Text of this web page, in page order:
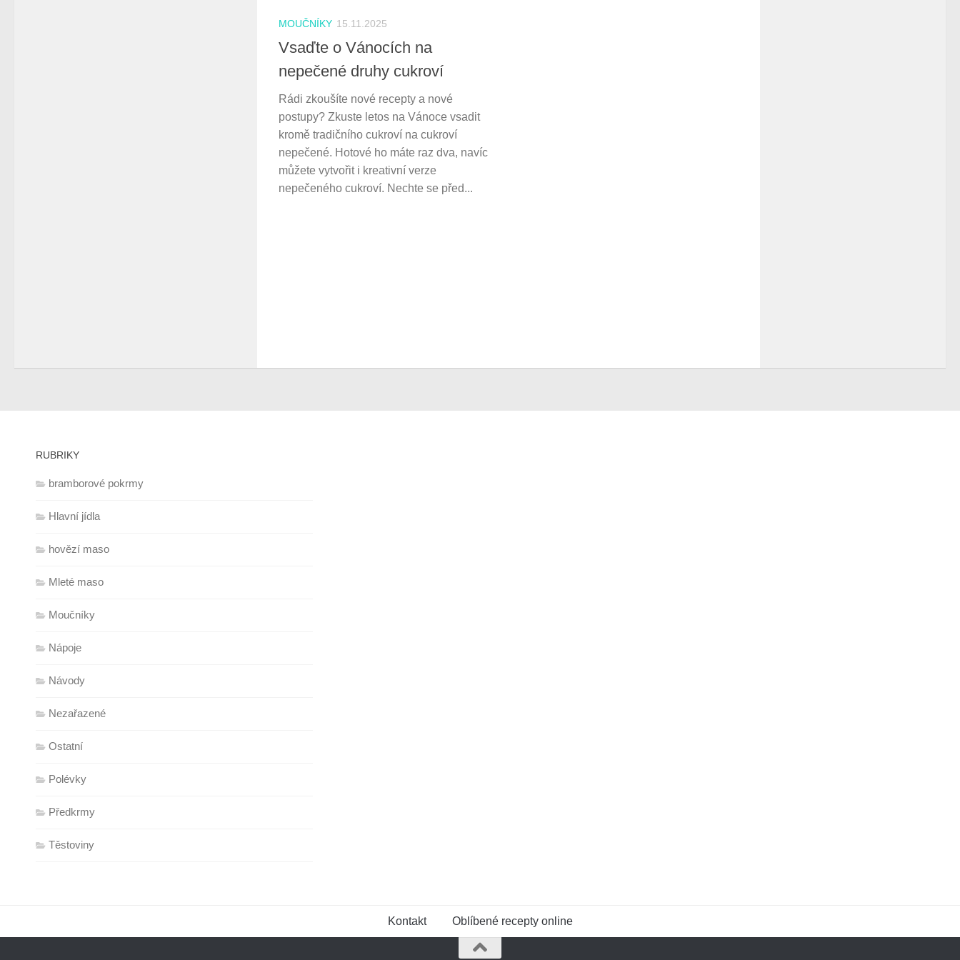
MOUČNÍKY 15.11.2025
Vsaďte o Vánocích na
nepečené druhy cukroví
Rádi zkoušíte nové recepty a nové
postupy? Zkuste letos na Vánoce vsadit
kromě tradičního cukroví na cukroví
nepečené. Hotové ho máte raz dva, navíc
můžete vytvořit i kreativní verze
nepečeného cukroví. Nechte se před...
RUBRIKY
bramborové pokrmy
Hlavní jídla
hovězí maso
Mleté maso
Moučníky
Nápoje
Návody
Nezařazené
Ostatní
Polévky
Předkrmy
Těstoviny
Kontakt Oblíbené recepty online